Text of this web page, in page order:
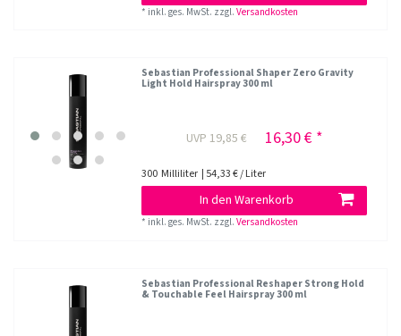
* inkl. ges. MwSt. zzgl.Versandkosten
Sebastian Professional Shaper Zero Gravity
Light Hold Hairspray 300 ml
UVP 19,85 € 16,30 € *
300 Milliliter | 54,33 € / Liter
In den Warenkorb
* inkl. ges. MwSt. zzgl.Versandkosten
Sebastian Professional Reshaper Strong Hold
& Touchable Feel Hairspray 300 ml